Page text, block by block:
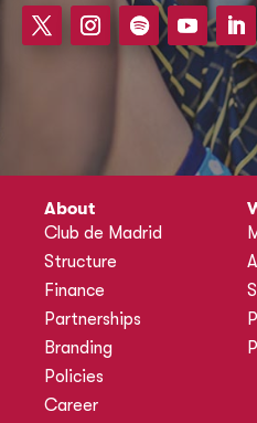
About
Club de Madrid
Structure
Finance
Partnerships
Branding
Policies
Career